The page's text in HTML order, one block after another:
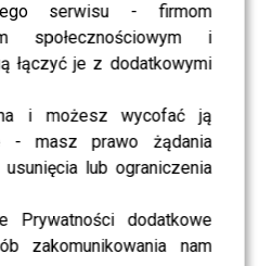
serwisu - firmom
społecznościowym i
łączyć je z dodatkowymi
i możesz wycofać ją
- masz prawo żądania
lub ograniczenia
Prywatności dodatkowe
zakomunikowania nam
było nie tylko
wszystkim psychicznie
i wymagający
Brak